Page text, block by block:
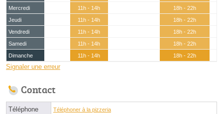
Mercredi
11h - 14h
18h - 22h
Jeudi
11h - 14h
18h - 22h
Vendredi
11h - 14h
18h - 22h
Samedi
11h - 14h
18h - 22h
Dimanche
11h - 14h 18h - 22h
Signaler une erreur
Contact
Téléphone Téléphoner à la pizzeria